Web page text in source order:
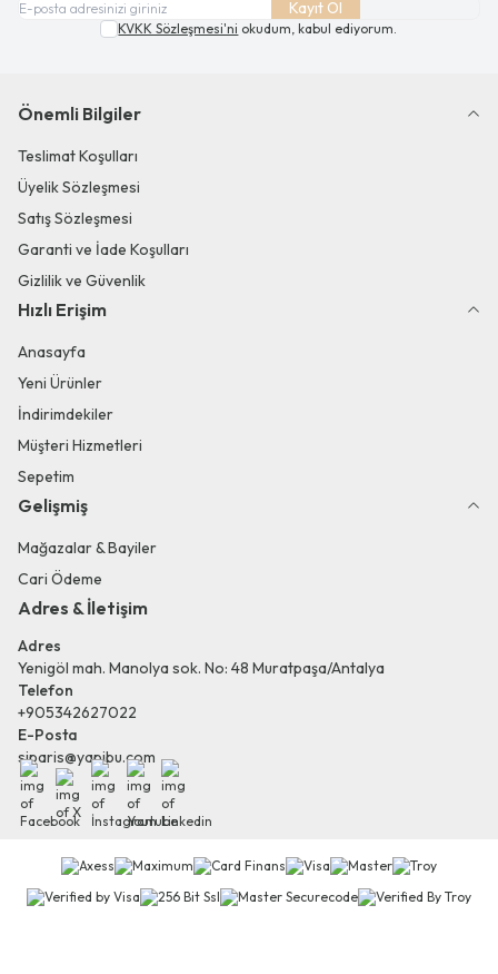
Kayıt Ol
KVKK Sözleşmesi'ni okudum, kabul ediyorum.
Önemli Bilgiler
Teslimat Koşulları
Üyelik Sözleşmesi
Satış Sözleşmesi
Garanti ve İade Koşulları
Gizlilik ve Güvenlik
Hızlı Erişim
Anasayfa
Yeni Ürünler
İndirimdekiler
Müşteri Hizmetleri
Sepetim
Gelişmiş
Mağazalar & Bayiler
Cari Ödeme
Adres & İletişim
Adres
Yenigöl mah. Manolya sok. No: 48 Muratpaşa/Antalya
Telefon
+905342627022
E-Posta
siparis@yapibu.com
Facebook
X İnstagram
Youtube